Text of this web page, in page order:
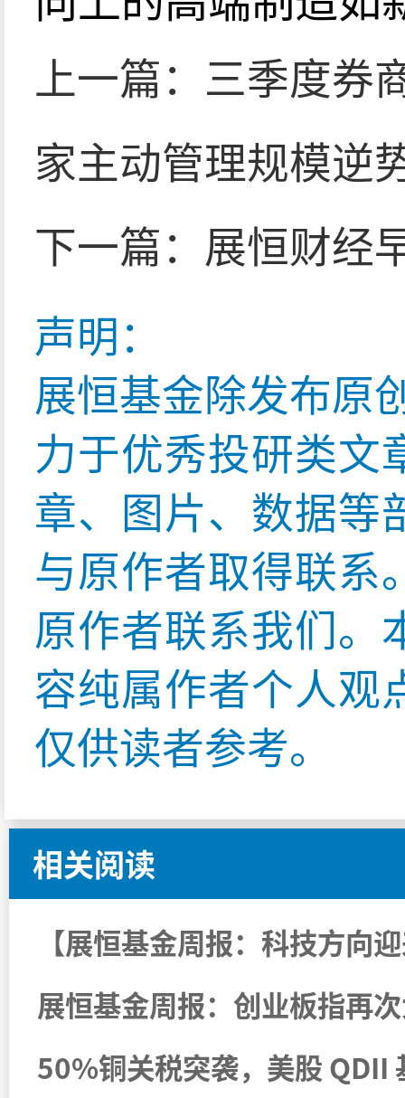
上一篇： 三季度券
家主动管理规模逆
下一篇： 展恒财经
声明：
展恒基金除发布原
力于优秀投研类文
章、图片、数据等
与原作者取得联系
原作者联系我们。
容纯属作者个人观
仅供读者参考。
相关阅读
50%铜关税突袭，美股 QDII